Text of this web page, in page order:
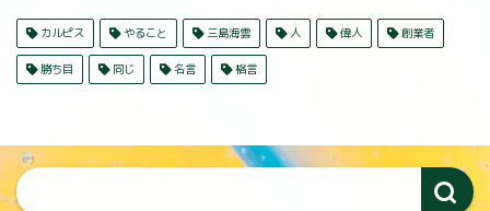
カルピス やること 三島海雲 人 偉人 創業者
勝ち目 同じ 名言 格言